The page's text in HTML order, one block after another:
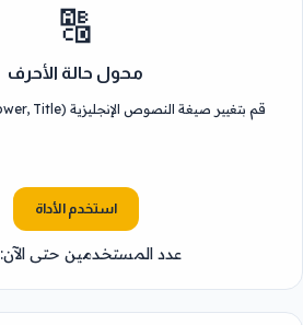
🔠
محول حالة الأحرف
قم بتغيير صيغة النصوص الإنجليزية (Upper, Lower, Title) بسهولة.
استخدم الأداة
عدد المستخدمين حتى الآن: 471